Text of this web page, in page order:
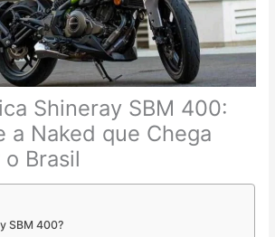
Shineray SBM 400:
a Naked que Chega
Brasil
SBM 400?